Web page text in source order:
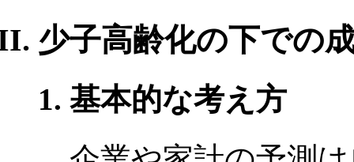
少子高齢化の下での
基本的な考え方